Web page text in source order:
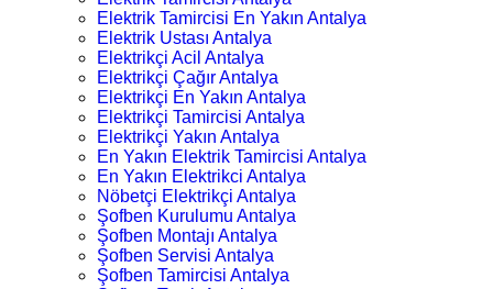
Elektrik Tamircisi En Yakın Antalya
Elektrik Ustası Antalya
Elektrikçi Acil Antalya
Elektrikçi Çağır Antalya
Elektrikçi En Yakın Antalya
Elektrikçi Tamircisi Antalya
Elektrikçi Yakın Antalya
En Yakın Elektrik Tamircisi Antalya
En Yakın Elektrikci Antalya
Nöbetçi Elektrikçi Antalya
Şofben Kurulumu Antalya
Şofben Montajı Antalya
Şofben Servisi Antalya
Şofben Tamircisi Antalya